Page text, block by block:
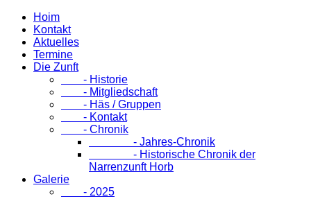
Hoim
Kontakt
Aktuelles
Termine
Die Zunft
- Historie
- Mitgliedschaft
- Häs / Gruppen
- Kontakt
- Chronik
- Jahres-Chronik
- Historische Chronik der
Narrenzunft Horb
Galerie
- 2025